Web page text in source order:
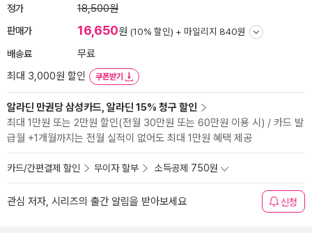
정가 18,500원
판매가 16,650원 (10% 할인) + 마일리지 840원
배송료
무료
최대 3,000원 할인
쿠폰받기
알라딘 만권당 삼성카드, 알라딘 15% 청구 할인
최대 1만원 또는 2만원 할인(전월 30만원 또는 60만원 이용 시) / 카드 발
급월 +1개월까지는 전월 실적이 없어도 최대 1만원 혜택 제공
카드/간편결제 할인 무이자 할부 소득공제 750원
관심 저자, 시리즈의 출간 알림을 받아보세요 신청